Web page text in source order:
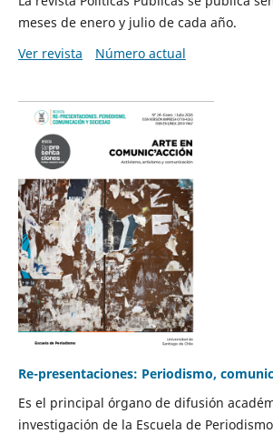
meses de enero y julio de cada año.
Ver revista
Número actual
Re-presentaciones: Periodismo,
Es el principal órgano de difusión
investigación de la Escuela de